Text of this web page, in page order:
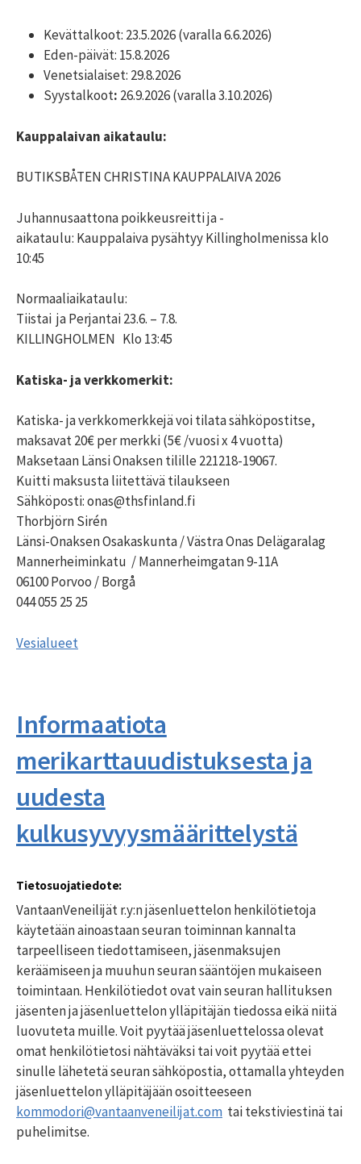
Kevättalkoot: 23.5.2026 (varalla 6.6.2026)
Eden-päivät: 15.8.2026
Venetsialaiset: 29.8.2026
Syystalkoot: 26.9.2026 (varalla 3.10.2026)
Kauppalaivan aikataulu:
BUTIKSBÅTEN CHRISTINA KAUPPALAIVA 2026
Juhannusaattona poikkeusreitti ja -
aikataulu: Kauppalaiva pysähtyy Killingholmenissa klo
10:45
Normaaliaikataulu:
Tiistai ja Perjantai 23.6. – 7.8.
KILLINGHOLMEN Klo 13:45
Katiska- ja verkkomerkit:
Katiska- ja verkkomerkkejä voi tilata sähköpostitse,
maksavat 20€ per merkki (5€ /vuosi x 4 vuotta)
Maksetaan Länsi Onaksen tilille 221218-19067.
Kuitti maksusta liitettävä tilaukseen
Sähköposti: onas@thsfinland.fi
Thorbjörn Sirén
Länsi-Onaksen Osakaskunta / Västra Onas Delägaralag
Mannerheiminkatu / Mannerheimgatan 9-11A
06100 Porvoo / Borgå
044 055 25 25
Vesialueet
Informaatiota
merikarttauudistuksesta ja
uudesta
kulkusyvyysmäärittelystä
Tietosuojatiedote:
VantaanVeneilijät r.y:n jäsenluettelon henkilötietoja
käytetään ainoastaan seuran toiminnan kannalta
tarpeelliseen tiedottamiseen, jäsenmaksujen
keräämiseen ja muuhun seuran sääntöjen mukaiseen
toimintaan. Henkilötiedot ovat vain seuran hallituksen
jäsenten ja jäsenluettelon ylläpitäjän tiedossa eikä niitä
luovuteta muille. Voit pyytää jäsenluettelossa olevat
omat henkilötietosi nähtäväksi tai voit pyytää ettei
sinulle lähetetä seuran sähköpostia, ottamalla yhteyden
jäsenluettelon ylläpitäjään osoitteeseen
kommodori@vantaanveneilijat.com tai tekstiviestinä tai
puhelimitse.